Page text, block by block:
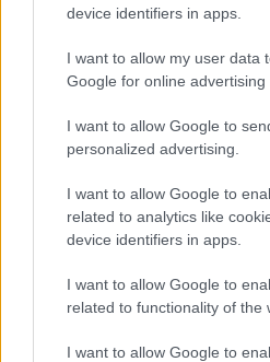
device identifiers in apps.
I want to allow my user data
Google for online advertising
I want to allow Google to
personalized advertising.
I want to allow Google to
related to analytics like
device identifiers in apps.
I want to allow Google to
related to functionality of the
I want to allow Google to
BNB
(BNB)
XRP
Solana
(ADA)